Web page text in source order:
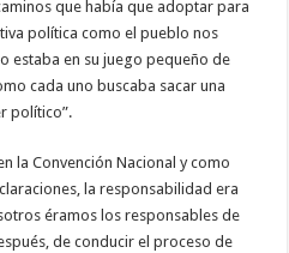
que había que adoptar para
política como el pueblo nos
estaba en su juego pequeño de
cada uno buscaba sacar una
político”.
la Convención Nacional y como
la responsabilidad era
éramos los responsables de
de conducir el proceso de